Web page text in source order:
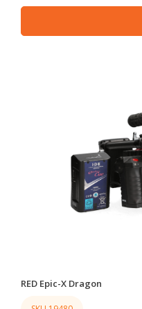
RED Epic-X Dragon